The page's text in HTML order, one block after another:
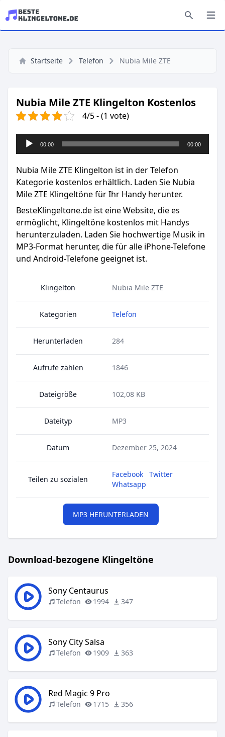
Startseite Telefon Nubia Mile ZTE
Nubia Mile ZTE Klingelton Kostenlos
4/5 - (1 vote)
Audio-
Player
00:00 00:00
Nubia Mile ZTE Klingelton ist in der Telefon
Kategorie kostenlos erhältlich. Laden Sie Nubia
Mile ZTE Klingeltöne für Ihr Handy herunter.
BesteKlingeltone.de ist eine Website, die es
ermöglicht, Klingeltöne kostenlos mit Handys
herunterzuladen. Laden Sie hochwertige Musik in
MP3-Format herunter, die für alle iPhone-Telefone
und Android-Telefone geeignet ist.
Klingelton Nubia Mile ZTE
Kategorien Telefon
Herunterladen 284
Aufrufe zählen 1846
Dateigröße 102,08 KB
Dateityp MP3
Datum Dezember 25, 2024
Teilen zu sozialen
Facebook
Twitter
Whatsapp
MP3 HERUNTERLADEN
Download-bezogene Klingeltöne
Sony Centaurus
Telefon 1994 347
Sony City Salsa
Telefon 1909 363
Red Magic 9 Pro
Telefon 1715 356